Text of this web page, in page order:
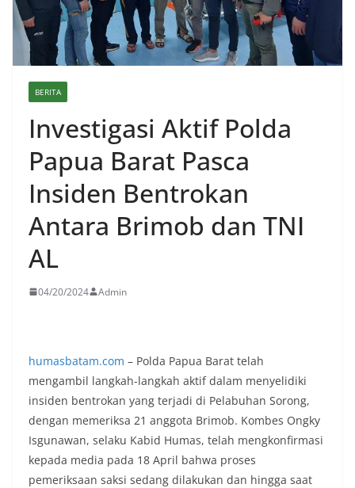
BERITA
Investigasi Aktif Polda
Papua Barat Pasca
Insiden Bentrokan
Antara Brimob dan TNI
AL
04/20/2024 Admin
humasbatam.com – Polda Papua Barat telah
mengambil langkah-langkah aktif dalam menyelidiki
insiden bentrokan yang terjadi di Pelabuhan Sorong,
dengan memeriksa 21 anggota Brimob. Kombes Ongky
Isgunawan, selaku Kabid Humas, telah mengkonfirmasi
kepada media pada 18 April bahwa proses
pemeriksaan saksi sedang dilakukan dan hingga saat